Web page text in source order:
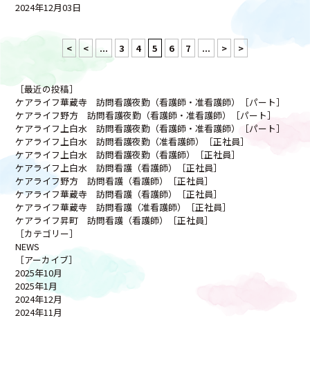
2024年12月03日
< < ... 3 4 5 6 7 ... > >
［最近の投稿］
ケアライフ華蔵寺 訪問看護夜勤（看護師・准看護師）［パート］
ケアライフ野方 訪問看護夜勤（看護師・准看護師）［パート］
ケアライフ上白水 訪問看護夜勤（看護師・准看護師）［パート］
ケアライフ上白水 訪問看護夜勤（准看護師）［正社員］
ケアライフ上白水 訪問看護夜勤（看護師）［正社員］
ケアライフ上白水 訪問看護（看護師）［正社員］
ケアライフ野方 訪問看護（看護師）［正社員］
ケアライフ華蔵寺 訪問看護（看護師）［正社員］
ケアライフ華蔵寺 訪問看護（准看護師）［正社員］
ケアライフ昇町 訪問看護（看護師）［正社員］
［カテゴリー］
NEWS
［アーカイブ］
2025年10月
2025年1月
2024年12月
2024年11月